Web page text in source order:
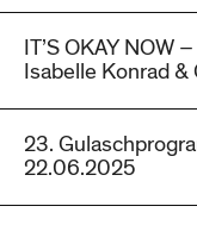
IT’S OKAY NOW
Isabelle Konrad &
23.
22.06.2025